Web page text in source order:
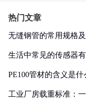
热门文章
无缝钢管的常用规格
生活中常见的传感器
PE100管材的含义是什
工业厂房载重标准：